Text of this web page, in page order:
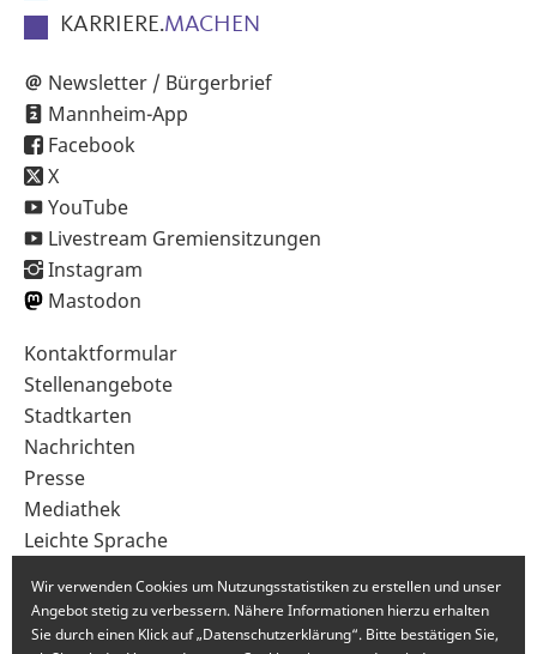
KARRIERE.MACHEN
Newsletter / Bürgerbrief
Mannheim-App
Facebook
X
YouTube
Livestream Gremiensitzungen
Instagram
Mastodon
Sekundärnavigation
im
Fußbereich
Kontaktformular
Stellenangebote
Stadtkarten
Nachrichten
Presse
Mediathek
Leichte Sprache
Wir verwenden Cookies um Nutzungsstatistiken zu erstellen und unser
Angebot stetig zu verbessern. Nähere Informationen hierzu erhalten
Sie durch einen Klick auf „Datenschutzerklärung“. Bitte bestätigen Sie,